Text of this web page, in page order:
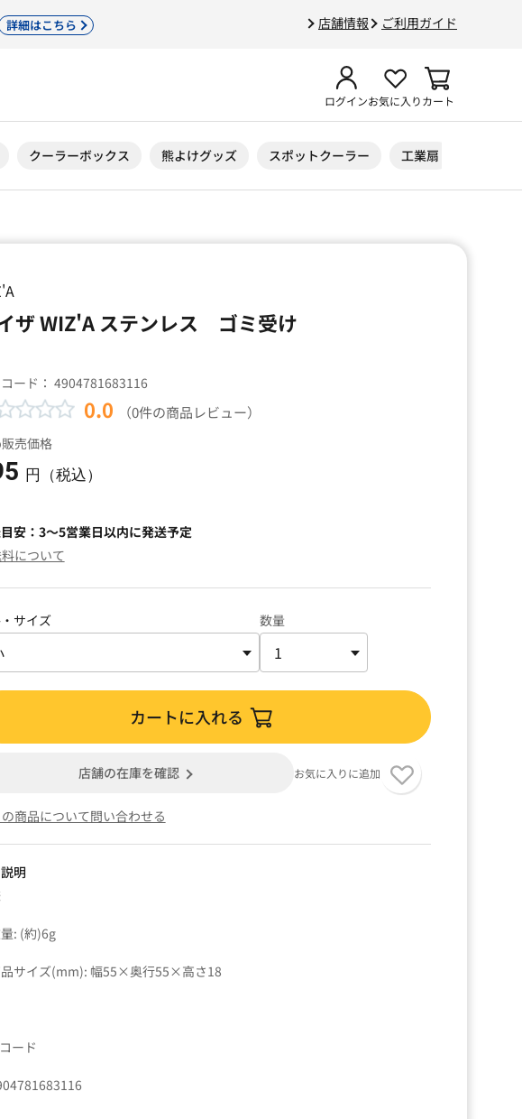
店舗情報 ご利用ガイド
詳細はこちら
ログインお気に入りカート
クーラーボックス 熊よけグッズ スポットクーラー 工業扇
ザ WIZ'A ステンレス ゴミ受け
ード： 4904781683116
0.0 （0件の商品レビュー）
売価格
円（税込）
安：3～5営業日以内に発送予定
について
サイズ 数量
カートに入れる
店舗の在庫を確認 お気に入りに追加
の商品について問い合わせる
明
: (約)6g
サイズ(mm): 幅55×奥行55×高さ18
ード